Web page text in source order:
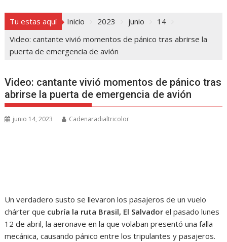
Tu estas aquí Inicio 2023 junio
14
Video: cantante vivió momentos de pánico tras abrirse la
puerta de emergencia de avión
Video: cantante vivió momentos de pánico tras
abrirse la puerta de emergencia de avión
junio 14, 2023 Cadenaradialtricolor
Un verdadero susto se llevaron los pasajeros de un vuelo
chárter que cubría la ruta Brasil, El Salvador el pasado lunes
12 de abril, la aeronave en la que volaban presentó una falla
mecánica, causando pánico entre los tripulantes y pasajeros.